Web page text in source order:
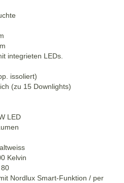
integrieten LEDs.
issoliert)
(zu 15 Downlights)
LED
Kelvin
Nordlux Smart-Funktion / per